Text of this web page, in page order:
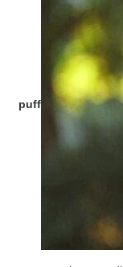
puff